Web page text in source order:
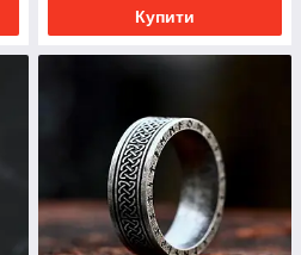
Купити